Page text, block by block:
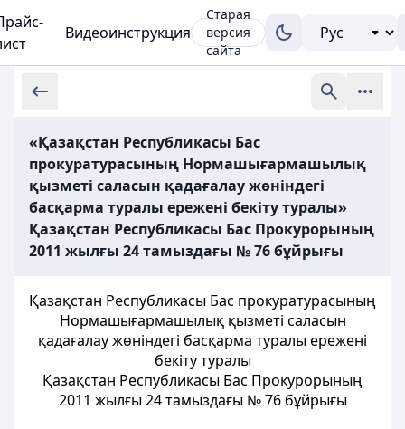
Видеоинструкция
Старая
версия
сайта
«Қазақстан Республикасы Бас
прокуратурасының Нормашығармашылық
қызметі саласын қадағалау жөніндегі
басқарма туралы ережені бекіту туралы»
Қазақстан Республикасы Бас Прокурорының
2011 жылғы 24 тамыздағы № 76 бұйрығы
Қазақстан Республикасы Бас прокуратурасының
Нормашығармашылық қызметі саласын
қадағалау жөніндегі басқарма туралы ережені
бекіту туралы
Қазақстан Республикасы Бас Прокурорының
2011 жылғы 24 тамыздағы № 76 бұйрығы